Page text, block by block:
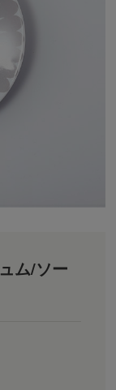
ム/ソー